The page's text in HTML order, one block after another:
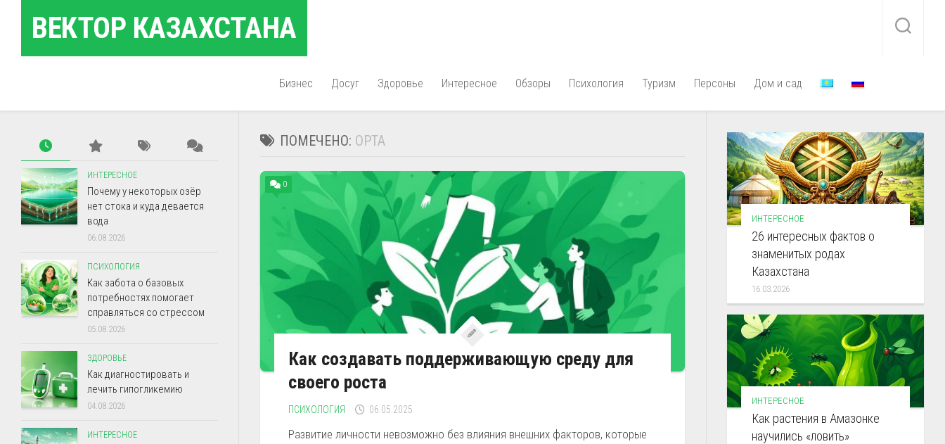
содержаниюВЕКТОР КАЗАХСТАНА
Бизнес Досуг Здоровье Интересное Обзоры Психология Туризм Персоны Дом и сад
ПОМЕЧЕНО: ОРТА
0
Как создавать поддерживающую среду для
своего роста
ПСИХОЛОГИЯ 06.05.2025
Развитие личности невозможно без влияния внешних факторов, которые
ИНТЕРЕСНОЕ
Почему у некоторых озёр
нет стока и куда девается
вода
06.08.2026
ПСИХОЛОГИЯ
Как забота о базовых
потребностях помогает
справляться со стрессом
05.08.2026
ЗДОРОВЬЕ
Как диагностировать и
лечить гипогликемию
04.08.2026
ИНТЕРЕСНОЕ
ИНТЕРЕСНОЕ
26 интересных фактов о
знаменитых родах
Казахстана
16.03.2026
ИНТЕРЕСНОЕ
Как растения в Амазонке
научились «ловить»